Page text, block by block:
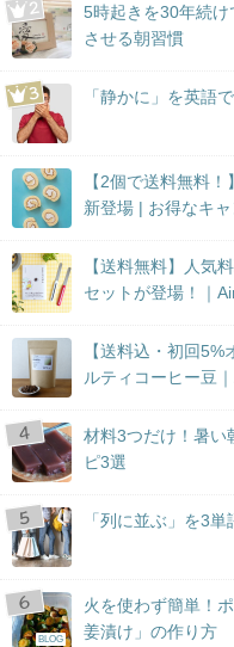
5時起きを30年続
させる朝習慣
「静かに」を英語
【2個で送料無料
新登場 | お得なキ
【送料無料】人気
セットが登場！｜
【送料込・初回
ルティコーヒー豆
材料3つだけ！暑い
ピ3選
「列に並ぶ」を3
BLOG
火を使わず簡単！
姜漬け」の作り方